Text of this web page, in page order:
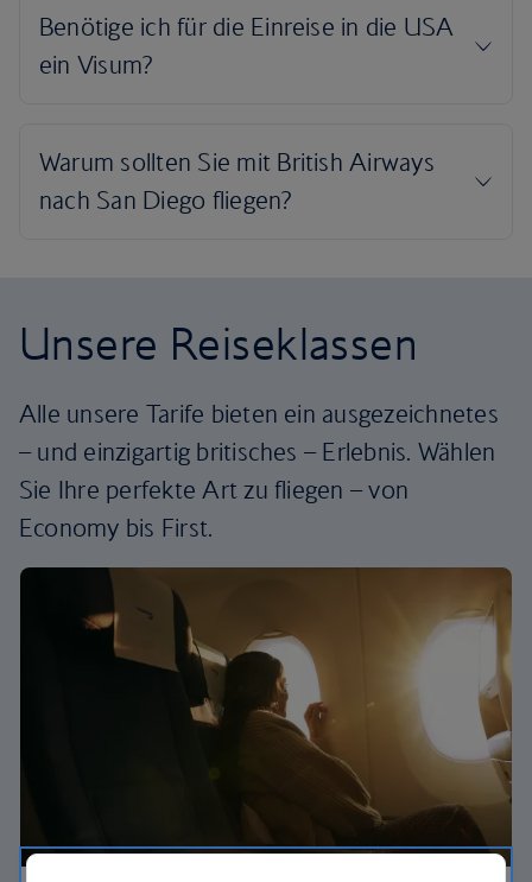
Unsere Reiseklassen
Alle unsere Tarife bieten ein ausgezeichnetes
– und einzigartig britisches – Erlebnis. Wählen
Sie Ihre perfekte Art zu fliegen – von
Economy bis First.